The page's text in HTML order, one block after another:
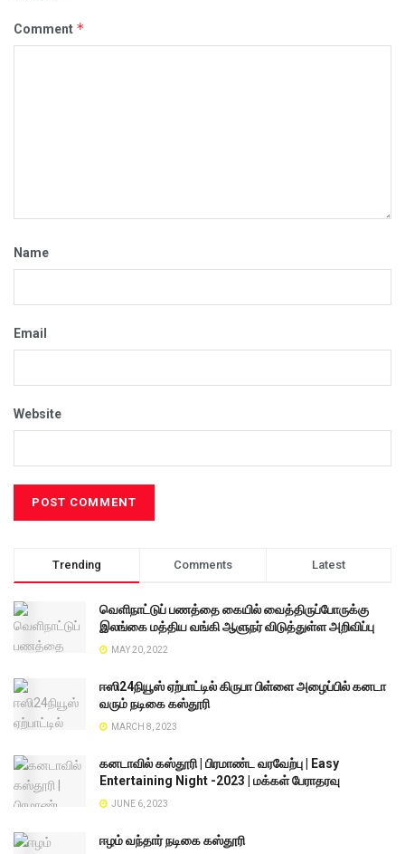
Comment *
Name
Email
Website
Trending Comments Latest
வெளிநாட்டுப் பணத்தை கையில் வைத்திருப்போருக்கு
இலங்கை மத்திய வங்கி ஆளுநர் விடுத்துள்ள அறிவிப்பு
MAY 20, 2022
ஈஸி24நியூஸ் ஏற்பாட்டில் கிருபா பிள்ளை அழைப்பில் கனடா
வரும் நடிகை கஸ்தூரி
MARCH 8, 2023
கனடாவில் கஸ்தூரி | பிரமாண்ட வரவேற்பு | Easy
Entertaining Night -2023 | மக்கள் பேராதரவு
JUNE 6, 2023
ஈழம் வந்தார் நடிகை கஸ்தூரி